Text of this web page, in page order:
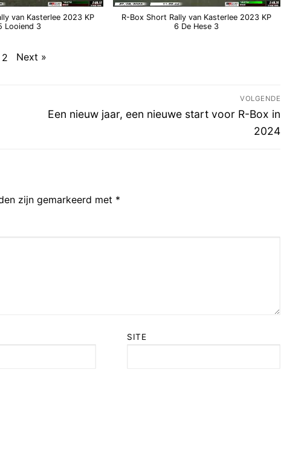
van Kasterlee 2023 KP
Looiend 3
R-Box Short Rally van Kasterlee 2023 KP
6 De Hese 3
2 Next »
VOLGENDE
Volgend
Een nieuw jaar, een nieuwe start voor R-Box in
2024
zijn gemarkeerd met *
SITE